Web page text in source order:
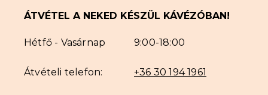
ÁTVÉTEL A NEKED KÉSZÜL KÁVÉZÓBAN!
Hétfő - Vasárnap 9:00-18:00
Átvételi telefon: +36 30 194 1961